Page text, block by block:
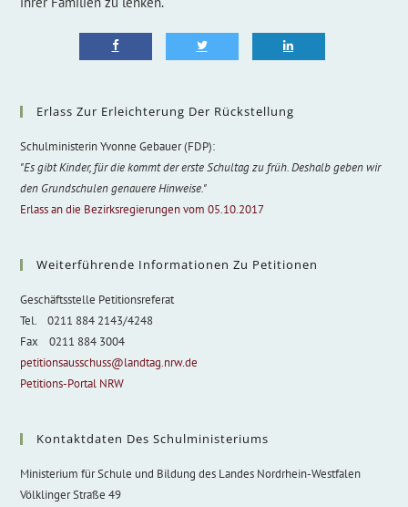
Erlass Zur Erleichterung Der Rückstellung
Schulministerin Yvonne Gebauer (FDP):
"Es gibt Kinder, für die kommt der erste Schultag zu früh. Deshalb geben wir
den Grundschulen genauere Hinweise."
Erlass an die Bezirksregierungen vom 05.10.2017
Weiterführende Informationen Zu Petitionen
Geschäftsstelle Petitionsreferat
Tel. 0211 884 2143/4248
Fax 0211 884 3004
petitionsausschuss@landtag.nrw.de
Petitions-Portal NRW
Kontaktdaten Des Schulministeriums
Ministerium für Schule und Bildung des Landes Nordrhein-Westfalen
Völklinger Straße 49